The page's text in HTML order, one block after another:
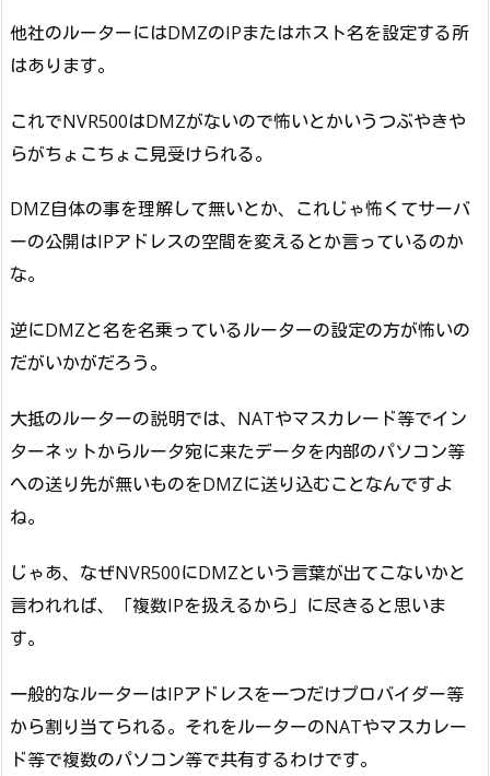
他社のルーターにはDMZのIPまたはホスト名を設定する所
はあります。
これでNVR500はDMZがないので怖いとかいうつぶやきや
らがちょこちょこ見受けられる。
DMZ自体の事を理解して無いとか、これじゃ怖くてサーバ
ーの公開はIPアドレスの空間を変えるとか言っているのか
な。
逆にDMZと名を名乗っているルーターの設定の方が怖いの
だがいかがだろう。
大抵のルーターの説明では、NATやマスカレード等でイン
ターネットからルータ宛に来たデータを内部のパソコン等
への送り先が無いものをDMZに送り込むことなんですよ
ね。
じゃあ、なぜNVR500にDMZという言葉が出てこないかと
言われれば、「複数IPを扱えるから」に尽きると思いま
す。
一般的なルーターはIPアドレスを一つだけプロバイダー等
から割り当てられる。それをルーターのNATやマスカレー
ド等で複数のパソコン等で共有するわけです。